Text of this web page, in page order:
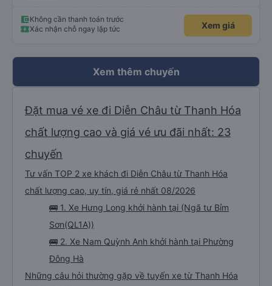
Không cần thanh toán trước
Xác nhận chỗ ngay lập tức
Xem giá
Xem thêm chuyến
Đặt mua vé xe đi Diễn Châu từ Thanh Hóa
chất lượng cao và giá vé ưu đãi nhất: 23
chuyến
Tư vấn TOP 2 xe khách đi Diễn Châu từ Thanh Hóa
chất lượng cao, uy tín, giá rẻ nhất 08/2026
🚌 1. Xe Hưng Long khởi hành tại (Ngã tư Bỉm
Sơn(QL1A))
🚌 2. Xe Nam Quỳnh Anh khởi hành tại Phường
Đông Hà
Những câu hỏi thường gặp về tuyến xe từ Thanh Hóa